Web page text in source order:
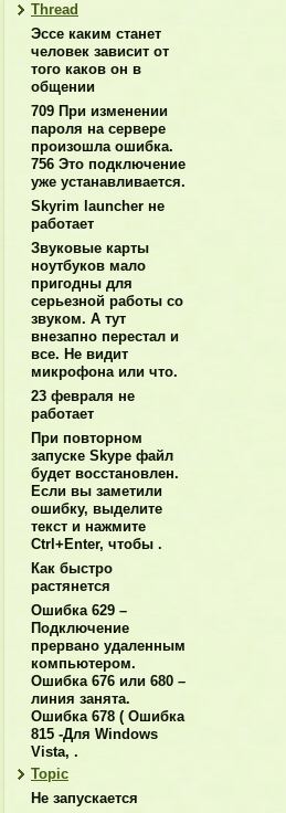
Thread
Эссе каким станет
человек зависит от
того каков он в
общении
709 При изменении
пароля на сервере
произошла ошибка.
756 Это подключение
уже устанавливается.
Skyrim launcher не
работает
Звуковые карты
ноутбуков мало
пригодны для
серьезной работы со
звуком. А тут
внезапно перестал и
все. Не видит
микрофона или что.
23 февраля не
работает
При повторном
запуске Skype файл
будет восстановлен.
Если вы заметили
ошибку, выделите
текст и нажмите
Ctrl+Enter, чтобы .
Как быстро
растянется
Ошибка 629 –
Подключение
прервано удаленным
компьютером.
Ошибка 676 или 680 –
линия занята.
Ошибка 678 ( Ошибка
815 -Для Windows
Vista, .
Topic
Не запускается